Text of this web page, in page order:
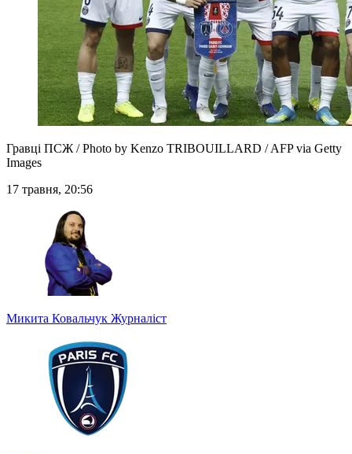
Гравці ПСЖ / Photo by Kenzo TRIBOUILLARD / AFP via Getty
Images
17 травня, 20:56
Микита Ковальчук Журналіст